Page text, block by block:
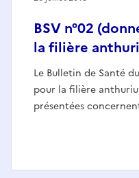
BSV n°02
la filière
Le Bulletin de Santé
pour la filière
présentées